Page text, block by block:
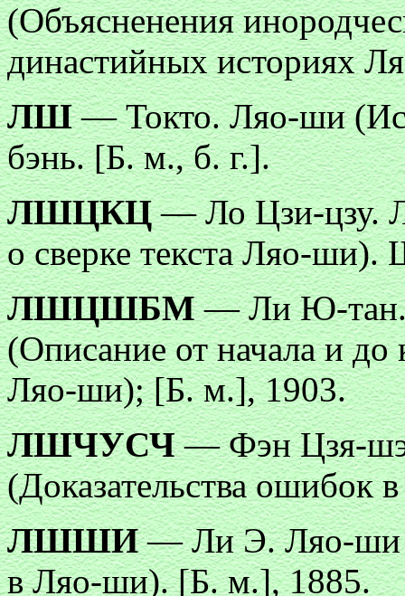
(Объясненения
династийных историях
ЛШ— Токто. Ляо-ши
бэнь. [Б. м., б. г.].
ЛШЦКЦ— Ло Цзи-цзу.
о сверке текста Ляо-ши).
ЛШЦШБМ— Ли Ю-тан.
(Описание от начала и
Ляо-ши); [Б. м.], 1903.
ЛШЧУСЧ— Фэн Цзя-
(Доказательства ошибок
ЛШШИ— Ли Э. Ляо-ши
в Ляо-ши). [Б. м.], 1885.